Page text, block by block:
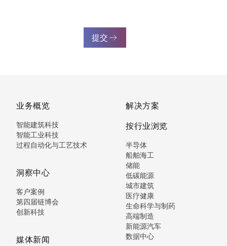
提交
业务概览
智能建筑科技
智能工业科技
过程自动化与工艺技术
洞察中心
客户案例
第四届链博会
创新科技
媒体新闻
解决方案
按行业浏览
半导体
船舶海工
储能
低碳能源
城市建筑
医疗健康
生命科学与制药
高端制造
新能源汽车
数据中心